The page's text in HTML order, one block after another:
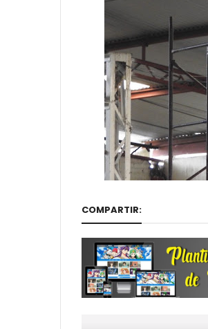
COMPARTIR: